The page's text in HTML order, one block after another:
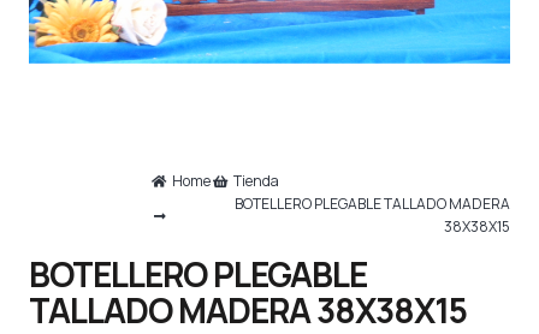
Home
Tienda
BOTELLERO PLEGABLE TALLADO MADERA
38X38X15
BOTELLERO PLEGABLE
TALLADO MADERA 38X38X15